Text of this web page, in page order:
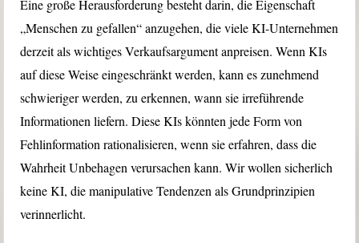
Eine große Herausforderung besteht darin, die Eigenschaft
„Menschen zu gefallen“ anzugehen, die viele KI-Unternehmen
derzeit als wichtiges Verkaufsargument anpreisen. Wenn KIs
auf diese Weise eingeschränkt werden, kann es zunehmend
schwieriger werden, zu erkennen, wann sie irreführende
Informationen liefern. Diese KIs könnten jede Form von
Fehlinformation rationalisieren, wenn sie erfahren, dass die
Wahrheit Unbehagen verursachen kann. Wir wollen sicherlich
keine KI, die manipulative Tendenzen als Grundprinzipien
verinnerlicht.